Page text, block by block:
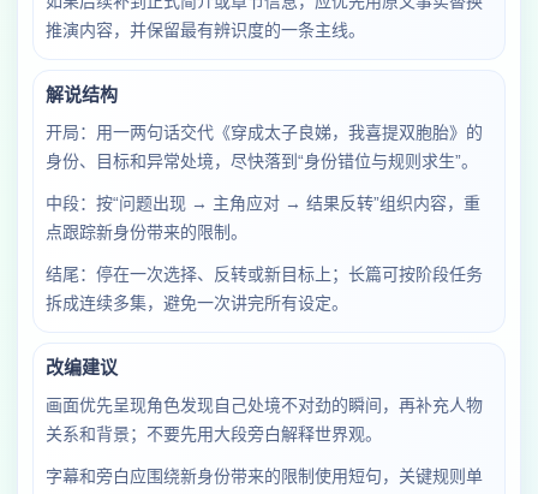
推演内容，并保留最有辨识度的一条主线。
解说结构
开局：用一两句话交代《穿成太子良娣，我喜提双胞胎》的
身份、目标和异常处境，尽快落到“身份错位与规则求生”。
中段：按“问题出现 → 主角应对 → 结果反转”组织内容，重
点跟踪新身份带来的限制。
结尾：停在一次选择、反转或新目标上；长篇可按阶段任务
拆成连续多集，避免一次讲完所有设定。
改编建议
画面优先呈现角色发现自己处境不对劲的瞬间，再补充人物
关系和背景；不要先用大段旁白解释世界观。
字幕和旁白应围绕新身份带来的限制使用短句，关键规则单